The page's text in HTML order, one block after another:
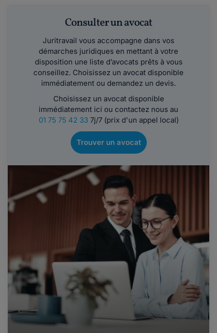
Consulter un avocat
Juritravail vous accompagne dans vos
démarches juridiques en mettant à votre
disposition une liste d’avocats prêts à vous
conseillez. Choisissez un avocat disponible
immédiatement ou demandez un devis.
Choisissez un avocat disponible
immédiatement ici ou contactez nous au
01 75 75 42 337j/7 (prix d'un appel local)
Trouver un avocat